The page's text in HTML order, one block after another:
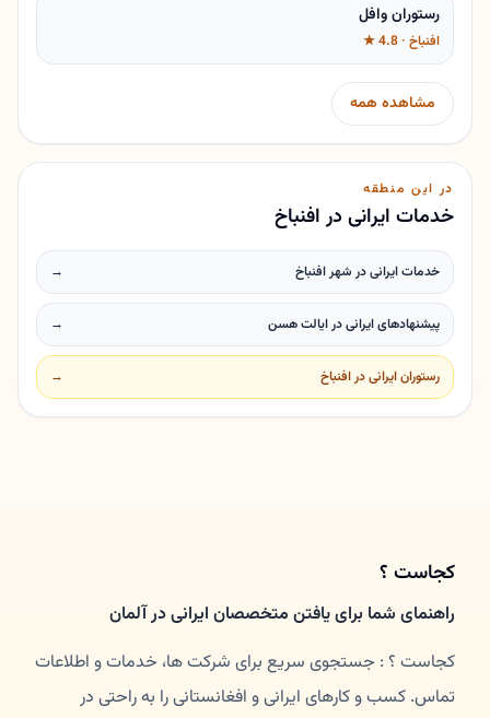
رستوران وافل
افنباخ · 4.8 ★
مشاهده همه
در این منطقه
خدمات ایرانی در افنباخ
خدمات ایرانی در شهر افنباخ →
پیشنهادهای ایرانی در ایالت هسن →
رستوران ایرانی در افنباخ →
کجاست ؟
راهنمای شما برای یافتن متخصصان ایرانی در آلمان
کجاست ؟ : جستجوی سریع برای شرکت ها، خدمات و اطلاعات
تماس. کسب و کارهای ایرانی و افغانستانی را به راحتی در